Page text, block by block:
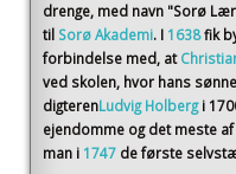
drenge, med navn "Sorø
til Sorø Akademi. I 1638fik
forbindelse med, at
ved skolen, hvor hans
digterenLudvig Holberg i
ejendomme og det meste
man i 1747 de første